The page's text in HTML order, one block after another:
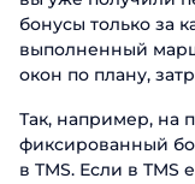
бонусы только за
выполненный
окон по плану,
Так, например, на
фиксированный
в TMS. Если в TMS